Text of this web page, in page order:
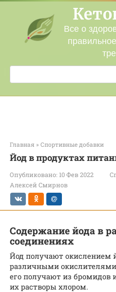
Перейти
контенту
Все о
Поиск:
Главная » Спортивные добавки
Йод в продуктах
Опубликовано: 10 Фев 2022
Алексей Смирнов
Содержание йода в
соединениях
Йод получают окислением
различными
его получают из бромидов
их растворы хлором.